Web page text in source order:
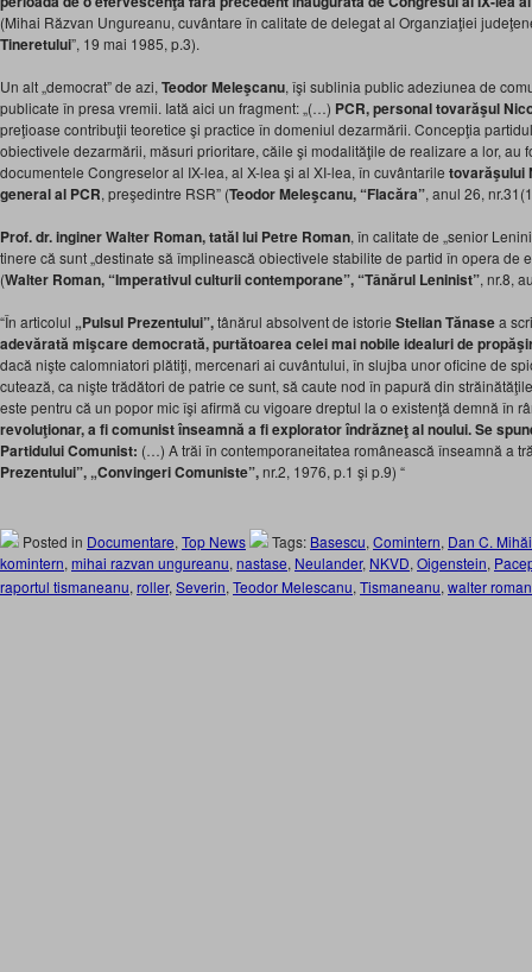
(Mihai Răzvan Ungureanu, cuvântare în calitate de delegat al Organziaţiei
Tineretului”, 19 mai 1985, p.3).
Un alt „democrat” de azi, Teodor Meleşcanu, îşi sublinia public adeziunea de
publicate în presa vremii. Iată aici un fragment: „(…) PCR, personal tovarăşul
preţioase contribuţii teoretice şi practice în domeniul dezarmării. Concepţia
obiectivele dezarmării, măsuri prioritare, căile şi modalităţile de realizare a lor, au
documentele Congreselor al IX-lea, al X-lea şi al XI-lea, în cuvântarile tovarăşului
general al PCR, preşedintre RSR” (Teodor Meleşcanu, “Flacăra”, anul 26,
Prof. dr. inginer Walter Roman, tatăl lui Petre Roman, în calitate de „senior
tinere că sunt „destinate să împlinească obiectivele stabilite de partid în opera de
(Walter Roman, “Imperativul culturii contemporane”, “Tânărul Leninist”, nr.8,
“În articolul „Pulsul Prezentului”,tânărul absolvent de istorie Stelian Tănasea
adevărată mişcare democrată, purtătoarea celei mai nobile idealuri de
dacă nişte calomniatori plătiţi, mercenari ai cuvântului, în slujba unor oficine de
cutează, ca nişte trădători de patrie ce sunt, să caute nod în papură din
este pentru că un popor mic îşi afirmă cu vigoare dreptul la o existenţă demnă în
revoluţionar, a fi comunist înseamnă a fi explorator îndrăzneţ al noului. Se
Partidului Comunist: (…) A trăi în contemporaneitatea românească înseamnă a
Prezentului”, „Convingeri Comuniste”,nr.2, 1976, p.1 şi p.9) “
Posted in Documentare, Top News Tags: Basescu, Comintern, Dan C.
komintern, mihai razvan ungureanu, nastase, Neulander, NKVD, Oigenstein,
raportul tismaneanu, roller, Severin, Teodor Melescanu, Tismaneanu, walter roman